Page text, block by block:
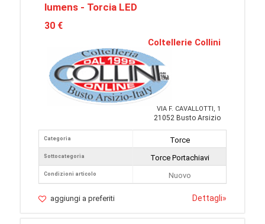
lumens - Torcia LED
30 €
Coltellerie Collini
VIA F. CAVALLOTTI, 1
21052 Busto Arsizio
Categoria
Sottocategoria
Condizioni articolo
Torce
Torce Portachiavi
Nuovo
aggiungi a preferiti Dettagli»